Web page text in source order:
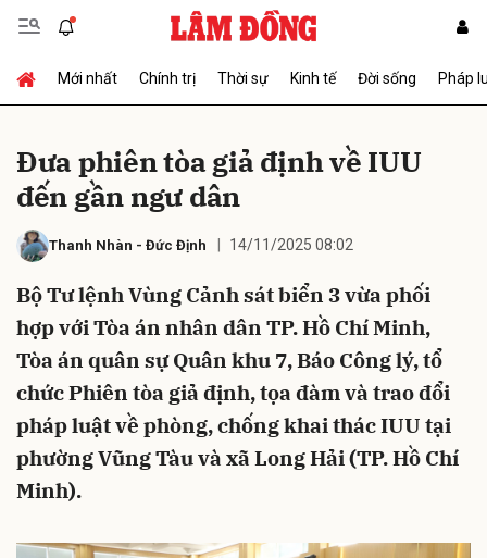
Mới nhất Chính trị Thời sự Kinh tế Đời sống Pháp
Đưa phiên tòa giả định về IUU
đến gần ngư dân
Thanh Nhàn - Đức Định 14/11/2025 08:02
Bộ Tư lệnh Vùng Cảnh sát biển 3 vừa phối
hợp với Tòa án nhân dân TP. Hồ Chí Minh,
Tòa án quân sự Quân khu 7, Báo Công lý, tổ
chức Phiên tòa giả định, tọa đàm và trao đổi
pháp luật về phòng, chống khai thác IUU tại
phường Vũng Tàu và xã Long Hải (TP. Hồ Chí
Minh).
Gửi bình luận
Hủy Gửi